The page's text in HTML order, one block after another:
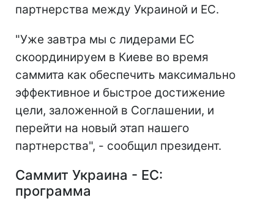
партнерства между Украиной и ЕС.
"Уже завтра мы с лидерами ЕС
скоординируем в Киеве во время
саммита как обеспечить максимально
эффективное и быстрое достижение
цели, заложенной в Соглашении, и
перейти на новый этап нашего
партнерства", - сообщил президент.
Саммит Украина - ЕС:
программа